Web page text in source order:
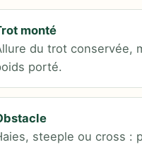
monté
du trot conservée,
porté.
steeple ou cross :